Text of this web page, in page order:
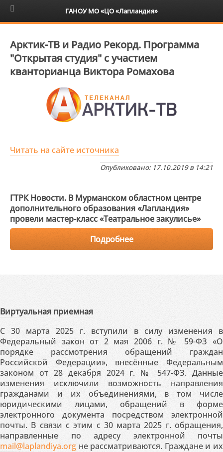
6+
Арктик-ТВ и Радио Рекорд. Программа
"Открытая студия" с участием
кванторианца Виктора Ромахова
Читать на сайте источника
Опубликовано: 17.10.2019 в 14:21
ГТРК Новости. В Мурманском областном центре
дополнительного образования «Лапландия»
провели мастер-класс «Театральное закулисье»
Подробнее
Виртуальная приемная
С 30 марта 2025 г. вступили в силу изменения в
Федеральный закон от 2 мая 2006 г. № 59-ФЗ «О
порядке рассмотрения обращений граждан
Российской Федерации», внесённые Федеральным
законом от 28 декабря 2024 г. № 547-ФЗ. Данные
изменения исключили возможность направления
гражданами и их объединениями, в том числе
юридическими лицами, обращений в форме
электронного документа посредством электронной
почты. В связи с этим с 30 марта 2025 г. обращения,
направленные по адресу электронной почты
mail@laplandiya.org не рассматриваются. Граждане и их
ГАНОУ МО «ЦО «Лапландия»